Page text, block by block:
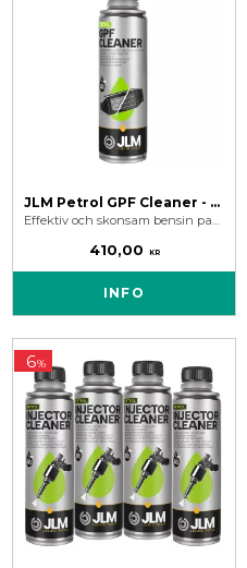
JLM Petrol GPF Cleaner - Bensin Partikelfilter Rengöring
Effektiv och skonsam bensin partikelfilter cleaner som löser upp sotavlagringar i bensinpartikelfilter (GPF) – direkt via bränsletanken.
410,00 KR
INFO
6%